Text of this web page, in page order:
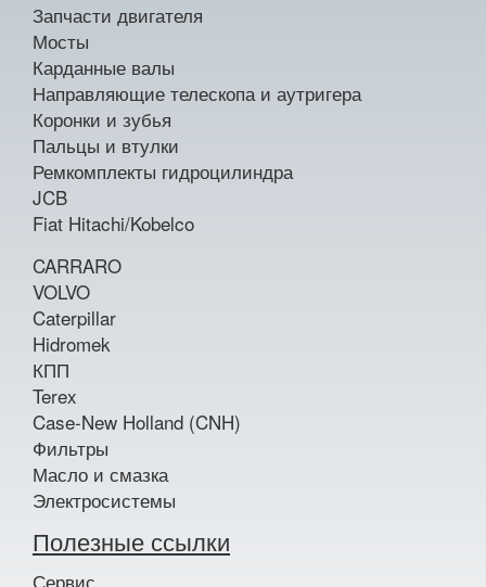
Запчасти двигателя
Мосты
Карданные валы
Направляющие телескопа и аутригера
Коронки и зубья
Пальцы и втулки
Ремкомплекты гидроцилиндра
JCB
Fiat Hitachi/Kobelco
CARRARO
VOLVO
Caterpillar
Hidromek
КПП
Terex
Case-New Holland (CNH)
Фильтры
Масло и смазка
Электросистемы
Полезные ссылки
Сервис